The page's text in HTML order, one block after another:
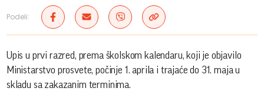
Podeli:
Upis u prvi razred, prema školskom kalendaru, koji je objavilo
Ministarstvo prosvete, počinje 1. aprila i trajaće do 31. maja u
skladu sa zakazanim terminima.